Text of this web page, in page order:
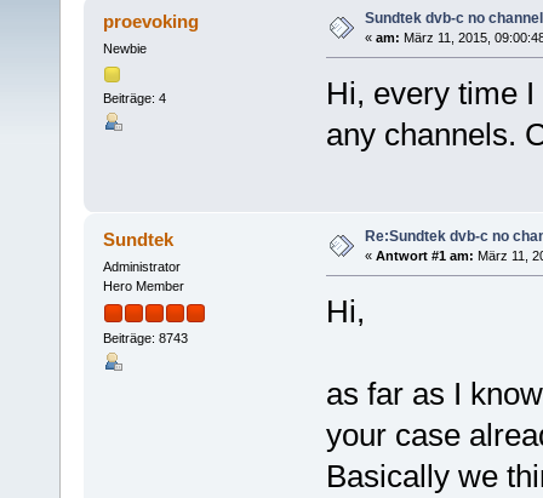
proevoking
Newbie
Beiträge: 4
Sundtek dvb-c no
« am: März 11, 2015,
Hi, every time
any channels.
Sundtek
Administrator
Hero Member
Beiträge: 8743
Re:Sundtek dvb-c no
« Antwort #1 am: März 11,
Hi,
as far as I
your case
Basically we